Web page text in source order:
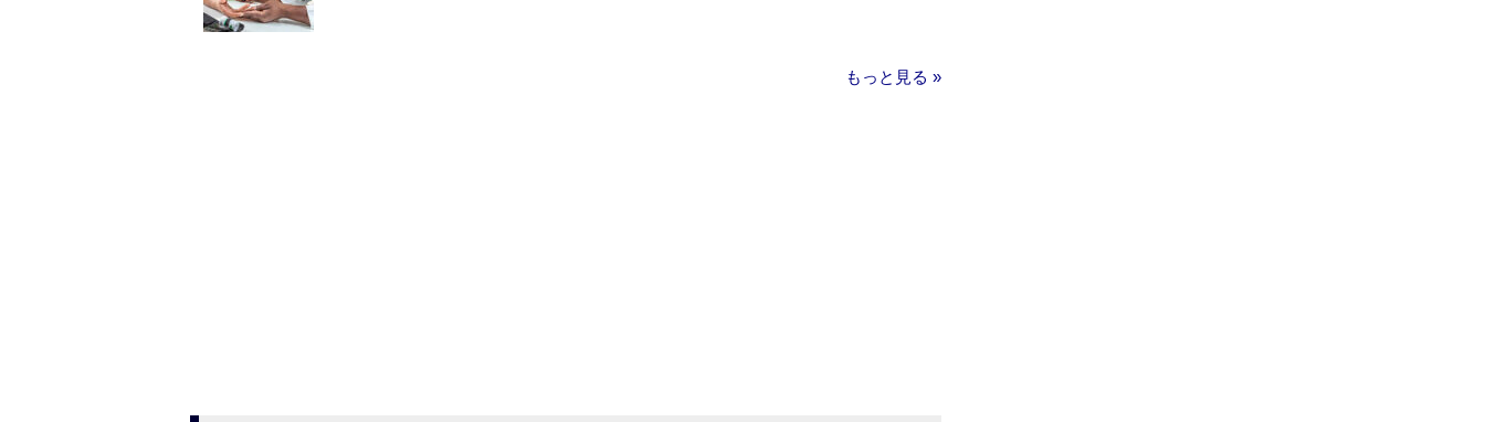
もっと見る »